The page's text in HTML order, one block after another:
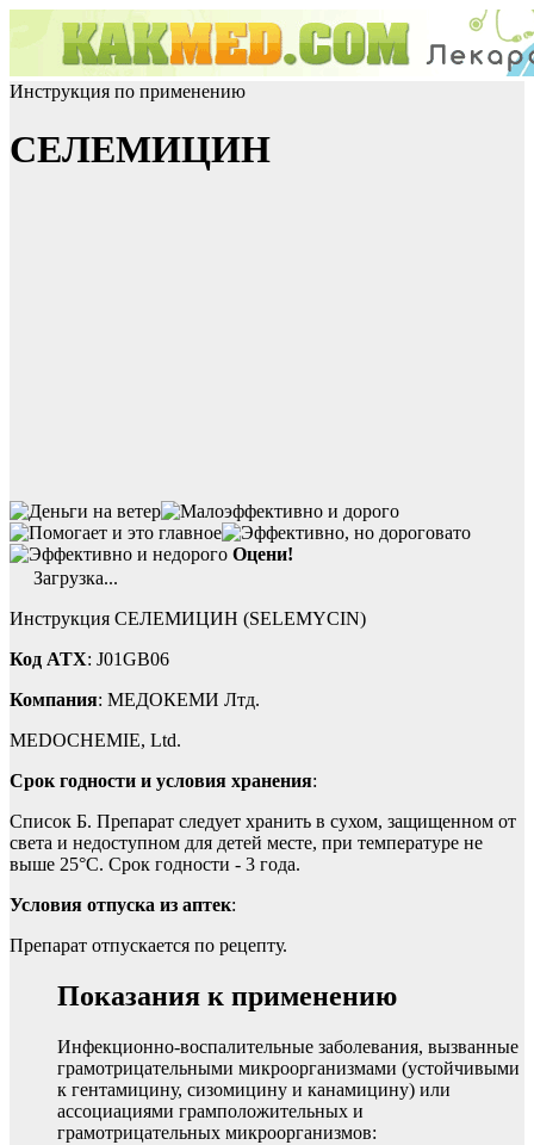
Инструкция по применению
СЕЛЕМИЦИН
Оцени!
Загрузка...
Инструкция СЕЛЕМИЦИН (SELEMYCIN)
Код ATX: J01GB06
Компания: МЕДОКЕМИ Лтд.
MEDOCHEMIE, Ltd.
Срок годности и условия хранения:
Список Б. Препарат следует хранить в сухом, защищенном от
света и недоступном для детей месте, при температуре не
выше 25°С. Срок годности - 3 года.
Условия отпуска из аптек:
Препарат отпускается по рецепту.
Показания к применению
Инфекционно-воспалительные заболевания, вызванные
грамотрицательными микроорганизмами (устойчивыми
к гентамицину, сизомицину и канамицину) или
ассоциациями грамположительных и
грамотрицательных микроорганизмов: